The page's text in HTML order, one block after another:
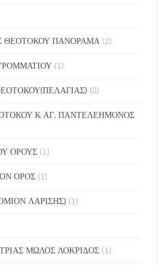
ΘΕΟΤΟΚΟΥ ΠΑΝΟΡΑΜΑ (2)
(1)
(0)
Κ ΑΓ. ΠΑΝΤΕΛΕΗΜΟΝΟΣ
ΟΡΟΥΣ (1)
ΟΡΟΣ(1)
ΛΑΡΙΣΗΣ) (1)
ΜΩΛΟΣ ΛΟΚΡΙΔΟΣ (1)